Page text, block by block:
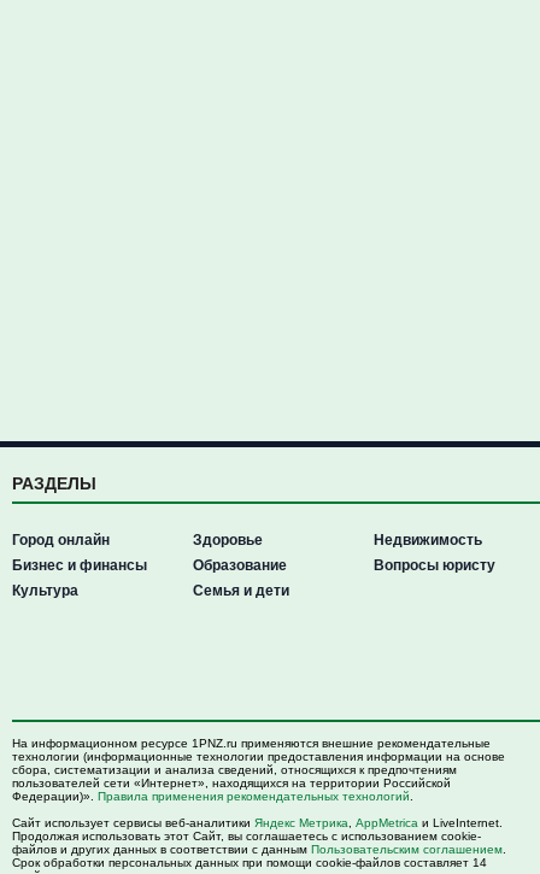
РАЗДЕЛЫ
Город онлайн
Бизнес и финансы
Культура
Здоровье
Образование
Семья и дети
Недвижимость
Вопросы юристу
На информационном ресурсе 1PNZ.ru применяются внешние рекомендательные
технологии (информационные технологии предоставления информации на основе
сбора, систематизации и анализа сведений, относящихся к предпочтениям
пользователей сети «Интернет», находящихся на территории Российской
Федерации)». Правила применения рекомендательных технологий
Сайт использует сервисы веб-аналитики Яндекс Метрика AppMetrica и LiveInternet.
Продолжая использовать этот Сайт, вы соглашаетесь с использованием cookie-
файлов и других данных в соответствии с данным Пользовательским соглашением
Срок обработки персональных данных при помощи cookie-файлов составляет 14